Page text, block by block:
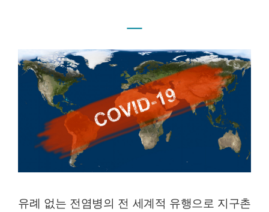
ㅡ
유례 없는 전염병의 전 세계적 유행으로 지구촌